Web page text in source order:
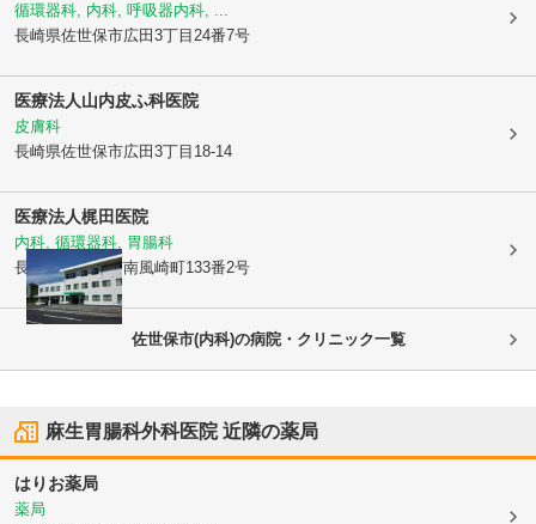
循環器科, 内科, 呼吸器内科, ...
長崎県佐世保市広田3丁目24番7号
医療法人山内皮ふ科医院
皮膚科
長崎県佐世保市広田3丁目18-14
医療法人梶田医院
内科, 循環器科, 胃腸科
長崎県佐世保市南風崎町133番2号
佐世保市(内科)の病院・クリニック一覧
麻生胃腸科外科医院近隣の薬局
はりお薬局
薬局